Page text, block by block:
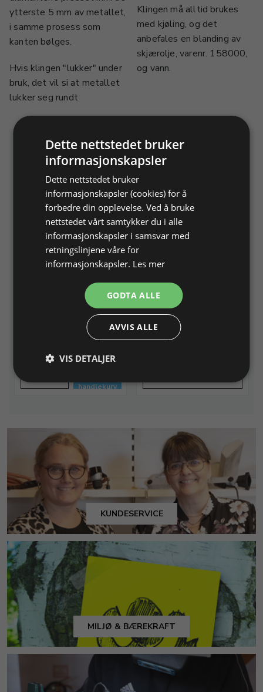
ytterste 5 mm av metallet,
i samme prosess som
kanten bølges.
Hvis klingen "lukker" under
bruk, det vil si at metallet
lukker seg rundt
Klingen må alltid brukes
med kjøling, og det
anbefales en blanding av
skjærolje, varenr. 158000,
og vann.
Relaterte produkter
til rensing av diamantblad
På lager
43,00 NOK
handlekurv
stein
alm. bruk bl. 1-20
Varenr. 158000
KUNDESERVICE
MILJØ & BÆREKRAFT
Dette nettstedet bruker
informasjonskapsler
Dette nettstedet bruker
informasjonskapsler (cookies) for å
forbedre din opplevelse. Ved å bruke
nettstedet vårt samtykker du i alle
informasjonskapsler i samsvar med
retningslinjene våre for
informasjonskapsler. Les mer
GODTA ALLE
AVVIS ALLE
VIS DETALJER